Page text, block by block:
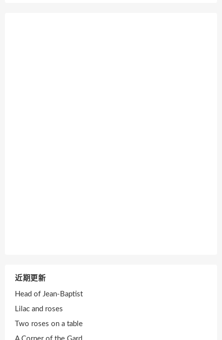
近期更新
Head of Jean-Baptist
Lilac and roses
Two roses on a table